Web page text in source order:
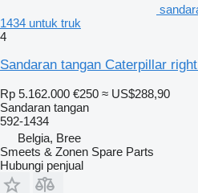
1434 untuk truk
4
Sandaran tangan Caterpillar
Rp 5.162.000 €250 ≈ US$288,90
Sandaran tangan
592-1434
Belgia, Bree
Smeets & Zonen Spare Parts
Hubungi penjual